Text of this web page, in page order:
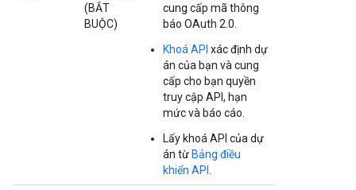
(BẮT
BUỘC)
cung cấp mã thông
báo OAuth 2.0.
Khoá API xác định dự
án của bạn và cung
cấp cho bạn quyền
truy cập API, hạn
mức và báo cáo.
Lấy khoá API của dự
án từ Bảng điều
khiển API